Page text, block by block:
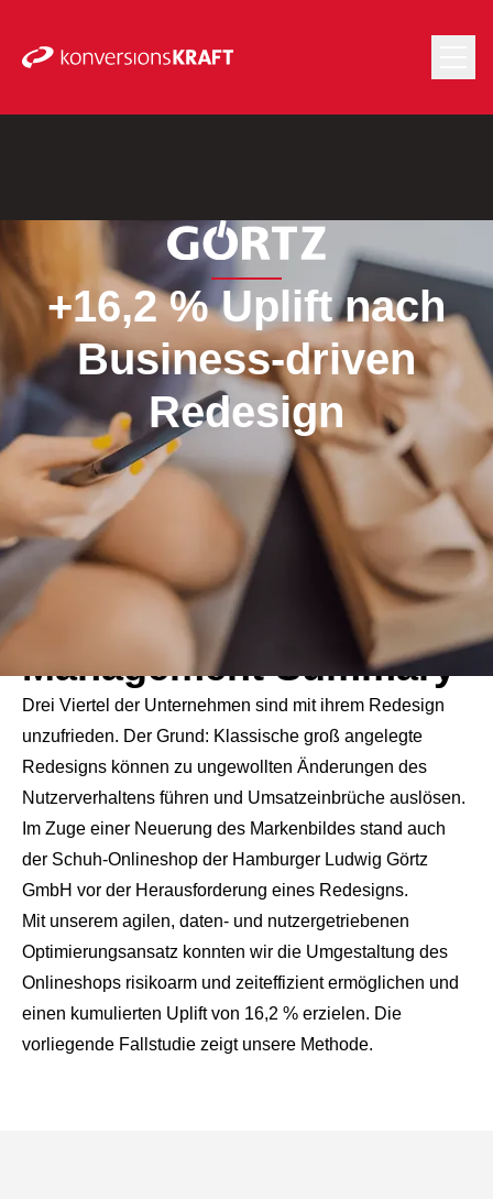
+16,2 % Uplift nach
Business-driven
Redesign
Management Summary
Drei Viertel der Unternehmen sind mit ihrem Redesign
unzufrieden. Der Grund: Klassische groß angelegte
Redesigns können zu ungewollten Änderungen des
Nutzerverhaltens führen und Umsatzeinbrüche auslösen.
Im Zuge einer Neuerung des Markenbildes stand auch
der Schuh-Onlineshop der Hamburger Ludwig Görtz
GmbH vor der Herausforderung eines Redesigns.
Mit unserem agilen, daten- und nutzergetriebenen
Optimierungsansatz konnten wir die Umgestaltung des
Onlineshops risikoarm und zeiteffizient ermöglichen und
einen kumulierten Uplift von 16,2 % erzielen. Die
vorliegende Fallstudie zeigt unsere Methode.